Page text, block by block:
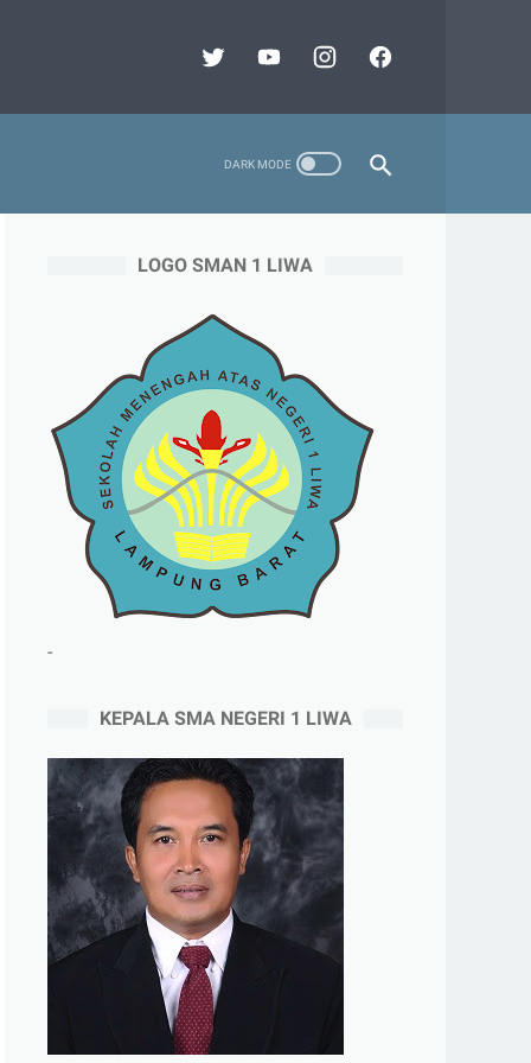
LOGO SMAN 1 LIWA
-
KEPALA SMA NEGERI 1 LIWA